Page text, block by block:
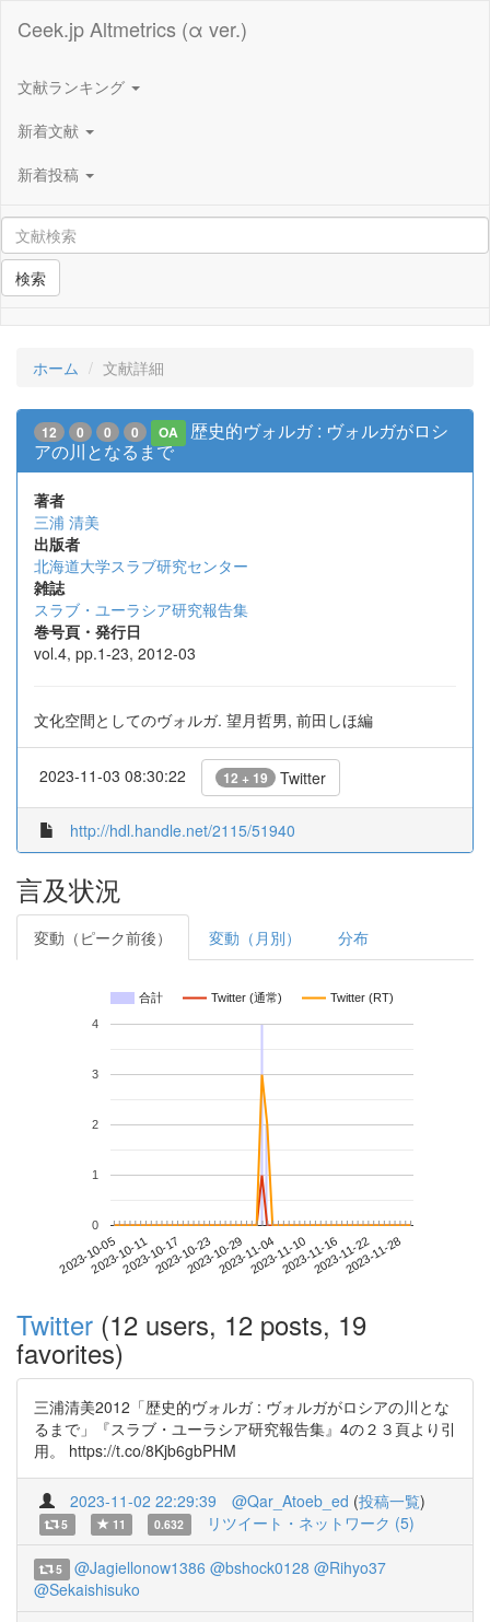
Ceek.jp Altmetrics (α ver.)
文献ランキング
新着文献
新着投稿
検索
ホーム 文献詳細
12 0 0 0 OA
歴史的ヴォルガ : ヴォルガがロシ
アの川となるまで
著者
三浦 清美
出版者
北海道大学スラブ研究センター
雑誌
スラブ・ユーラシア研究報告集
巻号頁・発行日
vol.4, pp.1-23, 2012-03
文化空間としてのヴォルガ. 望月哲男, 前田しほ編
2023-11-03 08:30:22 12 + 19 Twitter
http://hdl.handle.net/2115/51940
言及状況
変動（ピーク前後） 変動（月別） 分布
合計 Twitter (通常) Twitter (RT)
2023-10-052023-10-112023-10-172023-10-232023-10-292023-11-042023-11-102023-11-162023-11-222023-11-28
0
1
2
3
4
Twitter (12 users, 12 posts, 19
favorites)
三浦清美2012「歴史的ヴォルガ : ヴォルガがロシアの川とな
るまで」『スラブ・ユーラシア研究報告集』4の２３頁より引
用。 https://t.co/8Kjb6gbPHM
2023-11-02 22:29:39 @Qar_Atoeb_ed (投稿一覧)
5 11 0.632 リツイート・ネットワーク (5)
5 @Jagiellonow1386 @bshock0128 @Rihyo37
@Sekaishisuko